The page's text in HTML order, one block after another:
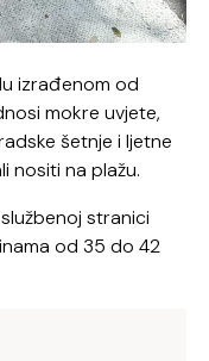
izrađenom od
mokre uvjete,
šetnje i ljetne
nositi na plažu.
stranici
od 35 do 42